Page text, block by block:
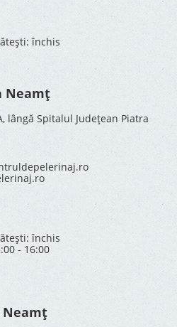
închis
Neamț
Spitalul Județean Piatra
închis
- 16:00
Neamț